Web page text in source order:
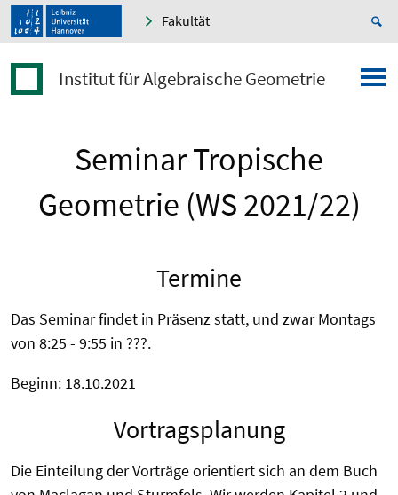
Fakultät
Institut für Algebraische Geometrie
Seminar Tropische
Geometrie (WS 2021/22)
Termine
Das Seminar findet in Präsenz statt, und zwar Montags
von 8:25 - 9:55 in ???.
Beginn: 18.10.2021
Vortragsplanung
Die Einteilung der Vorträge orientiert sich an dem Buch